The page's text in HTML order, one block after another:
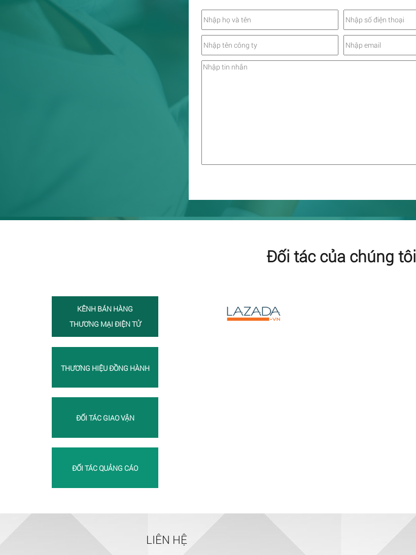
Đối tác của chúng tôi
KÊNH BÁN HÀNG
THƯƠNG MẠI ĐIỆN TỬ
THƯƠNG HIỆU ĐỒNG HÀNH
ĐỐI TÁC GIAO VẬN
ĐỐI TÁC QUẢNG CÁO
LIÊN HỆ